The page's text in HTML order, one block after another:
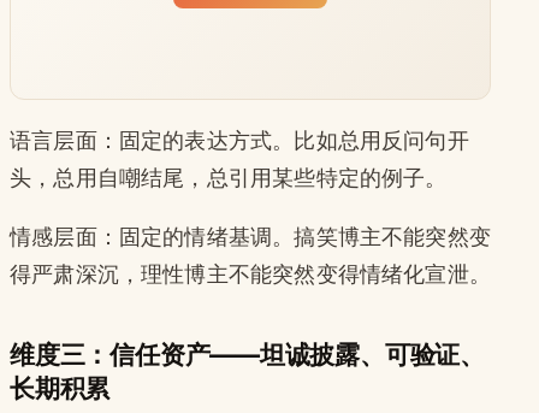
语言层面：固定的表达方式。比如总用反问句开
头，总用自嘲结尾，总引用某些特定的例子。
情感层面：固定的情绪基调。搞笑博主不能突然变
得严肃深沉，理性博主不能突然变得情绪化宣泄。
维度三：信任资产——坦诚披露、可验证、
长期积累